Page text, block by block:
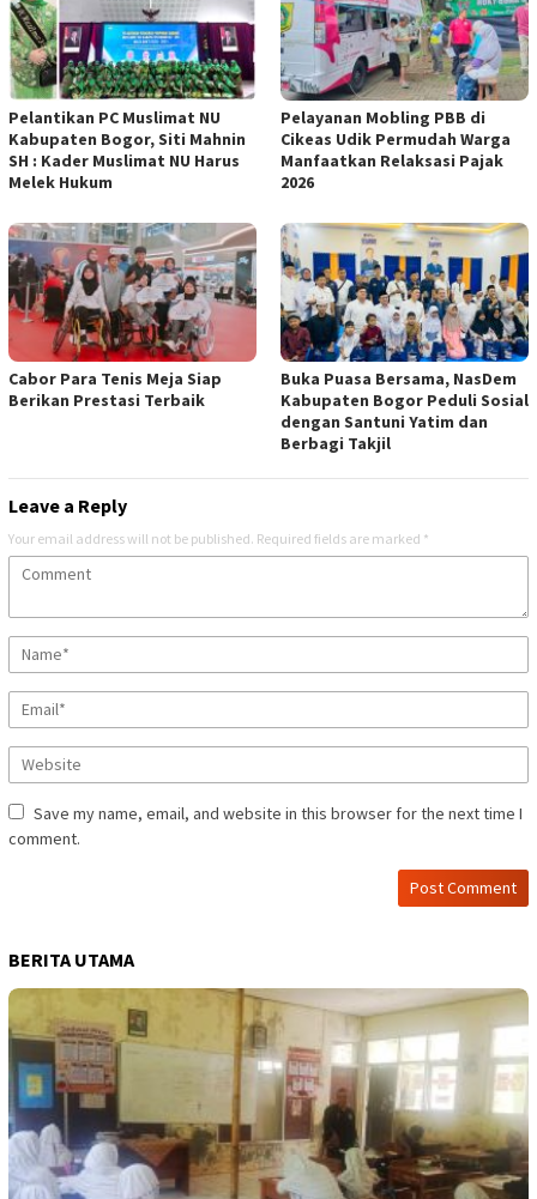
Pelantikan PC Muslimat NU
Kabupaten Bogor, Siti Mahnin
SH : Kader Muslimat NU Harus
Melek Hukum
Pelayanan Mobling PBB di
Cikeas Udik Permudah Warga
Manfaatkan Relaksasi Pajak
2026
Cabor Para Tenis Meja Siap
Berikan Prestasi Terbaik
Buka Puasa Bersama, NasDem
Kabupaten Bogor Peduli Sosial
dengan Santuni Yatim dan
Berbagi Takjil
Leave a Reply
Your email address will not be published. Required fields are marked *
Save my name, email, and website in this browser for the next time I
comment.
BERITA UTAMA